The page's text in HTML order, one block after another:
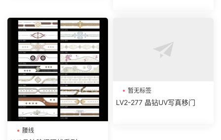
腰线
暂无标签
LV2-277 晶钻UV写真移门